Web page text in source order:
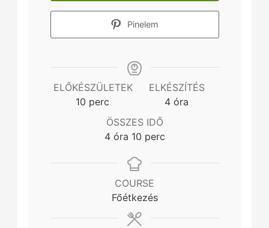
Pinelem
ELŐKÉSZÜLETEK
10minutes
perc
ELKÉSZÍTÉS
4hours
óra
ÖSSZES IDŐ
4hours
óra 10minutes
perc
COURSE
Főétkezés